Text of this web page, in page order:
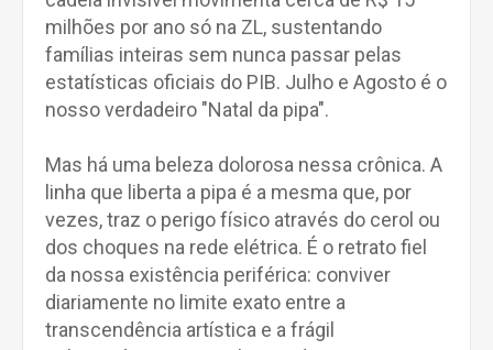
milhões por ano só na ZL, sustentando
famílias inteiras sem nunca passar pelas
estatísticas oficiais do PIB. Julho e Agosto é o
nosso verdadeiro "Natal da pipa".
Mas há uma beleza dolorosa nessa crônica. A
linha que liberta a pipa é a mesma que, por
vezes, traz o perigo físico através do cerol ou
dos choques na rede elétrica. É o retrato fiel
da nossa existência periférica: conviver
diariamente no limite exato entre a
transcendência artística e a frágil